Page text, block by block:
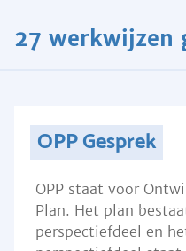
27 werkwijzen
OPP Gesprek
OPP staat voor
Plan. Het plan
perspectiefdeel en